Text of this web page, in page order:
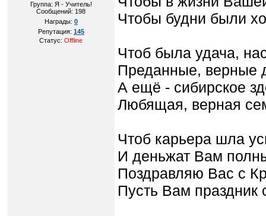
Группа: Я - Учитель!
Сообщений: 198
Награды: 0
Репутация: 145
Статус:Offline
Чтобы будни были
Чтоб была удача,
Преданные, верные
А ещё - сибирское
Любящая, верная
Чтоб карьера шла
И деньжат Вам
Поздравляю Вас с
Пусть Вам праздник